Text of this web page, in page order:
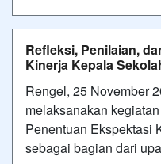
Refleksi, Penilaian,
Kinerja Kepala
Rengel, 25 November
melaksanakan
Penentuan Ekspektasi
sebagai bagian dari